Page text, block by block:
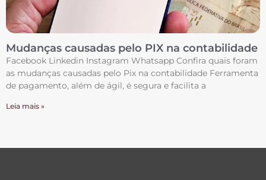
Mudanças causadas pelo PIX na contabilidade
Facebook Linkedin Instagram Whatsapp Confira quais foram
as mudanças causadas pelo Pix na contabilidade Ferramenta
de pagamento, além de ágil, é segura e facilita a
Leia mais »